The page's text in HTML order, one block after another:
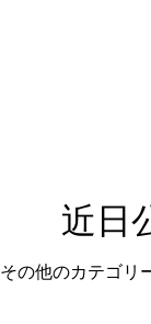
近日
その他のカテゴリ